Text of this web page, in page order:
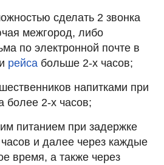
сделать 2 звонка
межгород, либо
по электронной почте в
рейса больше 2-х часов;
напитками при
более 2-х часов;
питанием при задержке
и далее через каждые
время, а также через